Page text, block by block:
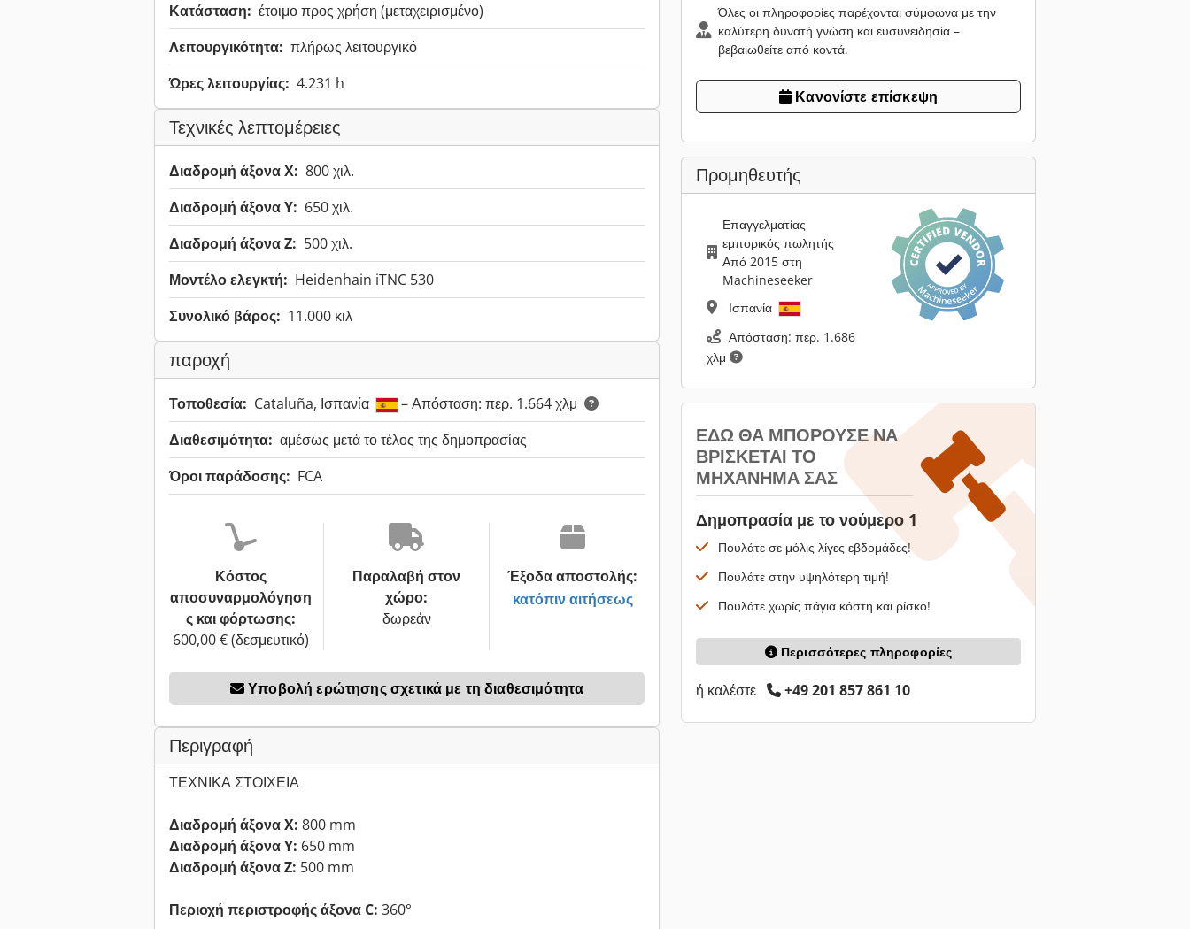
Κατάσταση: έτοιμο προς χρήση (μεταχειρισμένο)
Λειτουργικότητα: πλήρως λειτουργικό
Ώρες λειτουργίας: 4.231 h
Τεχνικές λεπτομέρειες
Διαδρομή άξονα Χ: 800 χιλ.
Διαδρομή άξονα Y: 650 χιλ.
Διαδρομή άξονα Z: 500 χιλ.
Μοντέλο ελεγκτή: Heidenhain iTNC 530
Συνολικό βάρος: 11.000 κιλ
παροχή
Τοποθεσία: Cataluña, Ισπανία
– Απόσταση: περ. 1.664 χλμ
Διαθεσιμότητα: αμέσως μετά το τέλος της δημοπρασίας
Όροι παράδοσης: FCA
Κόστος
αποσυναρμολόγηση
ς και φόρτωσης:
600,00 € (δεσμευτικό)
Παραλαβή στον
χώρο:
δωρεάν
Έξοδα αποστολής:
κατόπιν αιτήσεως
Υποβολή ερώτησης σχετικά με τη διαθεσιμότητα
Περιγραφή
ΤΕΧΝΙΚΑ ΣΤΟΙΧΕΙΑ
Διαδρομή άξονα X: 800 mm
Διαδρομή άξονα Y: 650 mm
Διαδρομή άξονα Z: 500 mm
Περιοχή περιστροφής άξονα C: 360°
Όλες οι πληροφορίες παρέχονται σύμφωνα με την
καλύτερη δυνατή γνώση και ευσυνειδησία –
βεβαιωθείτε από κοντά.
Κανονίστε επίσκεψη
Προμηθευτής
Επαγγελματίας
εμπορικός πωλητής
Από 2015 στη
Machineseeker
Ισπανία
Απόσταση: περ. 1.686
χλμ
ΕΔΏ ΘΑ ΜΠΟΡΟΎΣΕ ΝΑ
ΒΡΊΣΚΕΤΑΙ ΤΟ
ΜΗΧΆΝΗΜΆ ΣΑΣ
Δημοπρασία με το νούμερο 1
Πουλάτε σε μόλις λίγες εβδομάδες!
Πουλάτε στην υψηλότερη τιμή!
Πουλάτε χωρίς πάγια κόστη και ρίσκο!
Περισσότερες πληροφορίες
ή καλέστε +49 201 857 861 10